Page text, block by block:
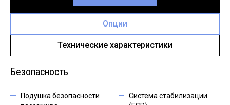
Опции
Технические характеристики
Безопасность
Подушка безопасности
Система стабилизации